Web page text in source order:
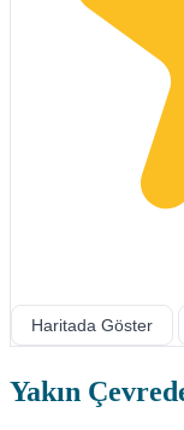
Haritada Göster
Yakın